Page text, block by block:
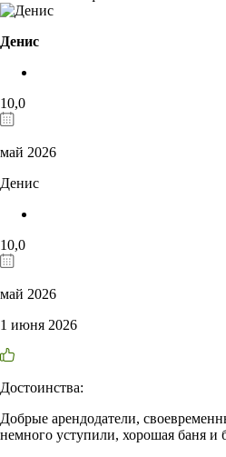
Денис
10,0
май 2026
Денис
10,0
май 2026
1 июня 2026
Достоинства:
Добрые арендодатели,
немного уступили, хорошая баня и